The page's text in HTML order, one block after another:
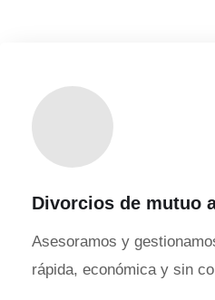
Divorcios de mutuo
Asesoramos y
rápida, económica y sin